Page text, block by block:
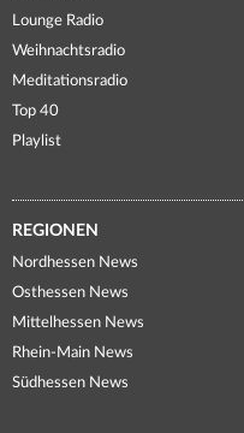
Lounge Radio
Weihnachtsradio
Meditationsradio
Top 40
Playlist
REGIONEN
Nordhessen News
Osthessen News
Mittelhessen News
Rhein-Main News
Südhessen News